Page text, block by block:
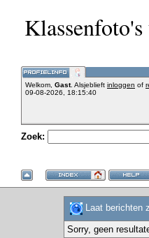
Welkom, Gast. Alsjeblieft inloggen of
09-08-2026, 18:15:40
Zoek:
Laat berichten
Sorry, geen